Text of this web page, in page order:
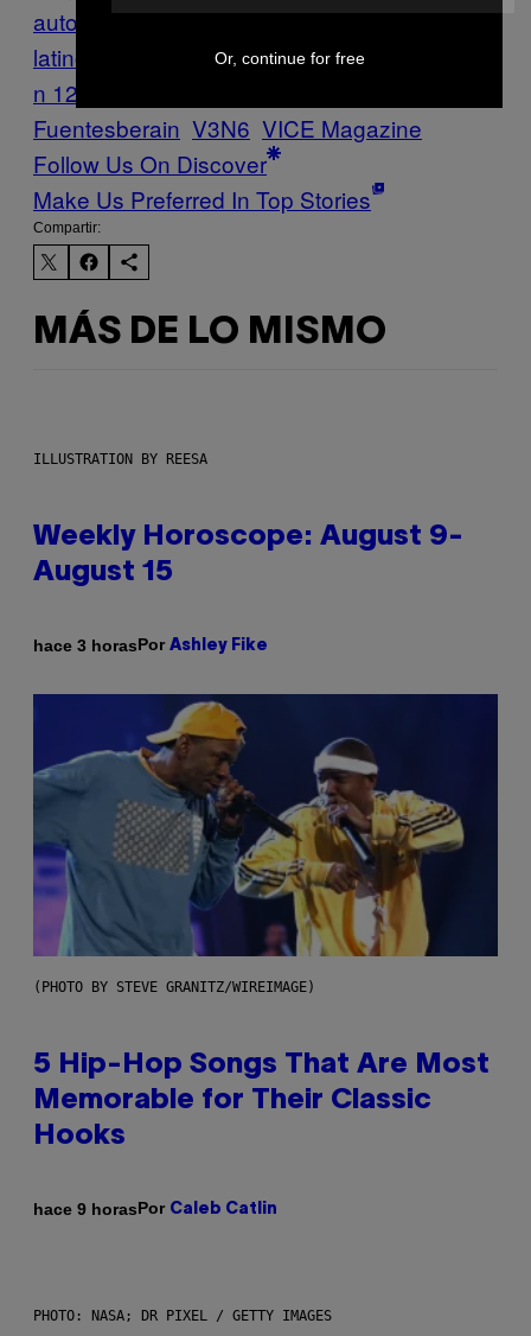
autores
latinoamericanos
Cultură Entrevistas
n 12/16
Fuentesberain V3N6 VICE Magazine
Follow Us On Discover
Make Us Preferred In Top Stories
Compartir:
MÁS DE LO MISMO
ILLUSTRATION BY REESA
Weekly Horoscope: August 9-
August 15
hace 3 horasPor Ashley Fike
(PHOTO BY STEVE GRANITZ/WIREIMAGE)
5 Hip-Hop Songs That Are Most
Memorable for Their Classic
Hooks
hace 9 horasPor Caleb Catlin
PHOTO: NASA; DR PIXEL / GETTY IMAGES
Or, continue for free